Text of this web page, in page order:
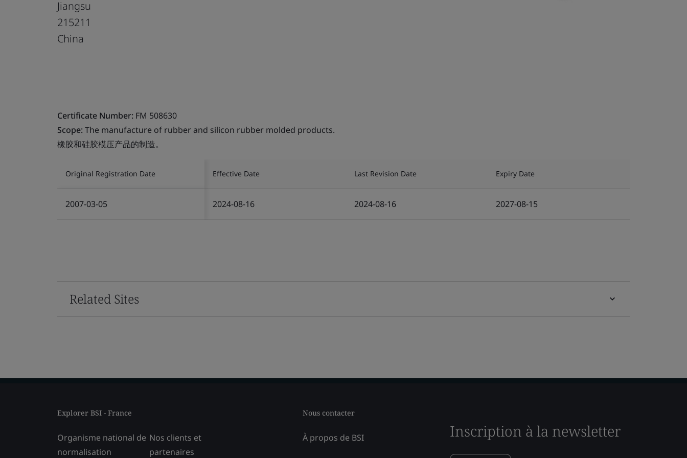
Jiangsu
215211
China
Certificate Number: FM 508630
Scope:The manufacture of rubber and silicon rubber molded products.
橡胶和硅胶模压产品的制造。
Original Registration Date Effective Date Last Revision Date Expiry Date
2007-03-05 2024-08-16 2024-08-16 2027-08-15
Related Sites
Explorer BSI - France
Organisme national de
normalisation
Nos clients et
partenaires
Nous contacter
À propos de BSI Inscription à la newsletter